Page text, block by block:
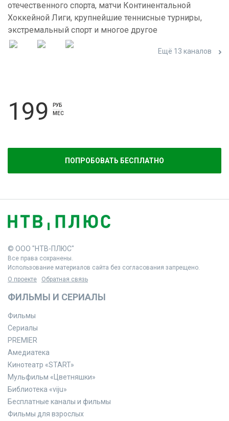
отечественного спорта, матчи Континентальной
Хоккейной Лиги, крупнейшие теннисные турниры,
экстремальный спорт и многое другое
Ещё 13 каналов
199
РУБ
МЕС
ПОПРОБОВАТЬ БЕСПЛАТНО
© ООО "НТВ-ПЛЮС"
Все права сохранены.
Использование материалов сайта без согласования запрещено.
О проекте
Обратная связь
ФИЛЬМЫ И СЕРИАЛЫ
Фильмы
Сериалы
PREMIER
Амедиатека
Кинотеатр «START»
Мульфильм «Цветняшки»
Библиотека «viju»
Бесплатные каналы и фильмы
Фильмы для взрослых